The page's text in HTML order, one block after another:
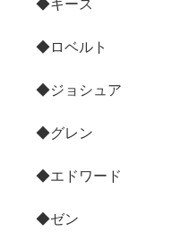
◆キース
◆ロベルト
◆ジョシュア
◆グレン
◆エドワード
◆ゼン